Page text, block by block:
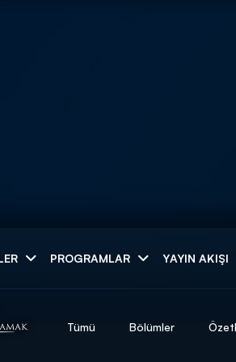
PROGRAMLAR YAYIN AKIŞI
Tümü Bölümler